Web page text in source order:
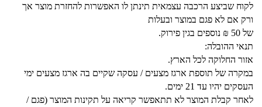
לקוח שביצע הרכבה עצמאית תינתן לו האפשרות להחזרת מוצר אך
ורק אם לא פגם במוצר ובעלות
של 50 ₪ נוספים בגין פירוק.
תנאי ההובלה:
אזור החלוקה לכל הארץ.
במקרה של תוספת ארגז מצעים / עסקה שקיים בה ארגז מצעים ימי
העסקים יהיו עד 21 ימים.
לאחר קבלת המוצר לא תתאפשר קריאה על תקינות המוצר (פגם /